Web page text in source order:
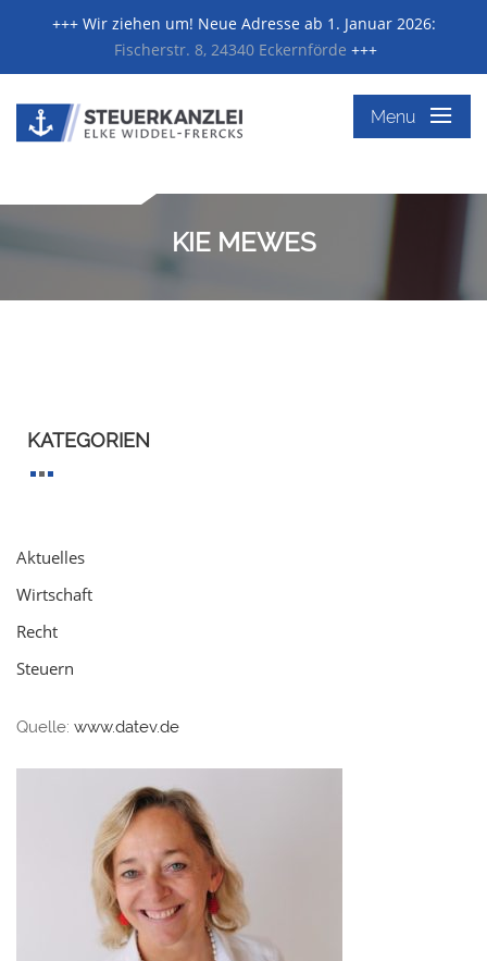
+++ Wir ziehen um! Neue Adresse ab 1. Januar 2026:
Fischerstr. 8, 24340 Eckernförde +++
Menu ≡
KIE MEWES
KATEGORIEN
Aktuelles
Wirtschaft
Recht
Steuern
Quelle: www.datev.de